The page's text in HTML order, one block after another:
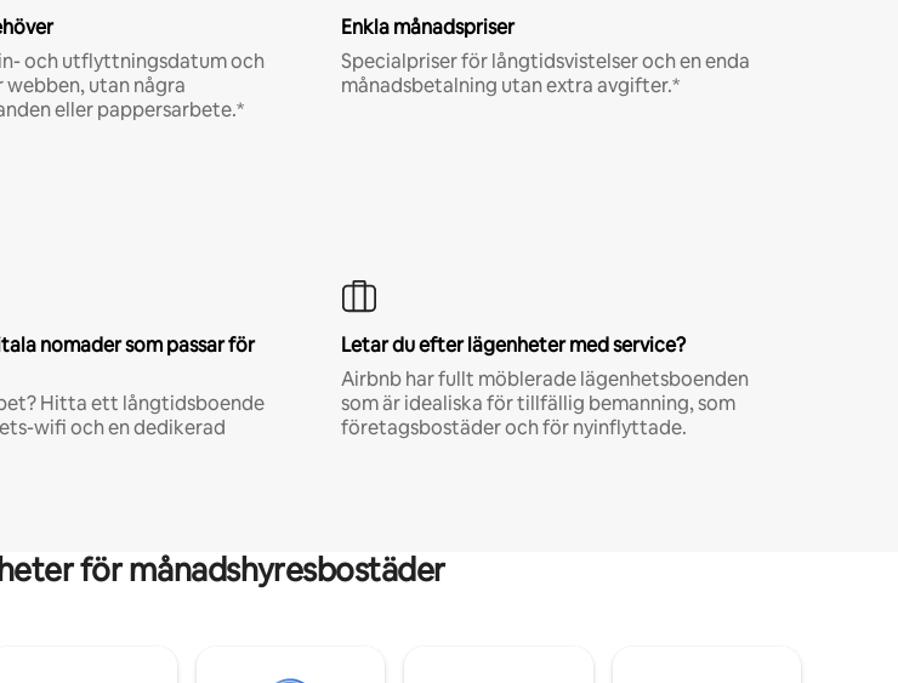
och utflyttningsdatum och
utan några
eller pappersarbete.*
Enkla månadspriser
Specialpriser för långtidsvistelser och en enda
månadsbetalning utan extra avgifter.*
nomader som passar för
Hitta ett långtidsboende
wifi och en dedikerad
Letar du efter lägenheter med service?
Airbnb har fullt möblerade lägenhetsboenden
som är idealiska för tillfällig bemanning, som
företagsbostäder och för nyinflyttade.
för månadshyresbostäder